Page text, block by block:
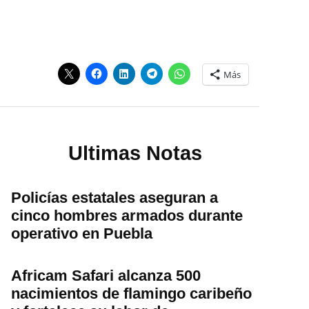
Más
Ultimas Notas
Policías estatales aseguran a
cinco hombres armados durante
operativo en Puebla
Africam Safari alcanza 500
nacimientos de flamingo caribeño